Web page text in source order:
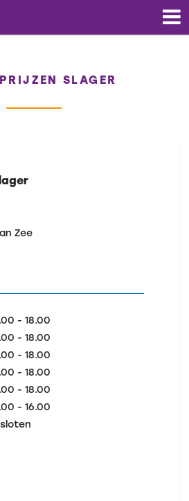
SLAGER
Zee
- 18.00
- 18.00
- 18.00
- 18.00
- 18.00
- 16.00